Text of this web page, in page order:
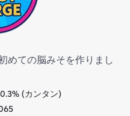
めての脳みそを作りまし
(カンタン)